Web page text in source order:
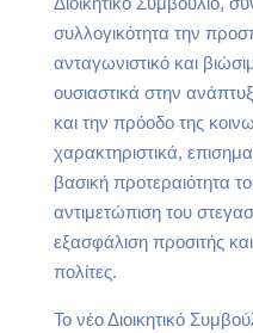
συλλογικότητα την
ανταγωνιστικό και
ουσιαστικά στην
και την πρόοδο της
χαρακτηριστικά,
βασική προτεραιότητα
αντιμετώπιση του
εξασφάλιση προσιτής
πολίτες.
Το νέο Διοικητικό